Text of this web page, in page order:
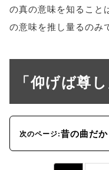
の真の意味を知ること
の意味を推し量るのみ
「仰げば尊
次のページ:昔の曲だ